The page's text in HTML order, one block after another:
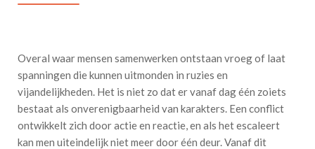
Overal waar mensen samenwerken ontstaan vroeg of laat
spanningen die kunnen uitmonden in ruzies en
vijandelijkheden. Het is niet zo dat er vanaf dag één zoiets
bestaat als onverenigbaarheid van karakters. Een conflict
ontwikkelt zich door actie en reactie, en als het escaleert
kan men uiteindelijk niet meer door één deur. Vanaf dit